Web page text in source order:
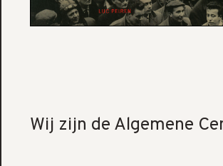
Wij zijn de Algemene